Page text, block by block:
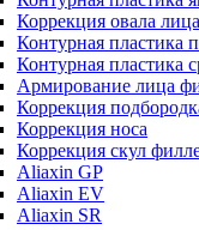
Коррекция овала лица
Контурная пластика
Контурная пластика
Армирование лица
Коррекция
Коррекция носа
Коррекция скул
Aliaxin GP
Aliaxin EV
Aliaxin SR